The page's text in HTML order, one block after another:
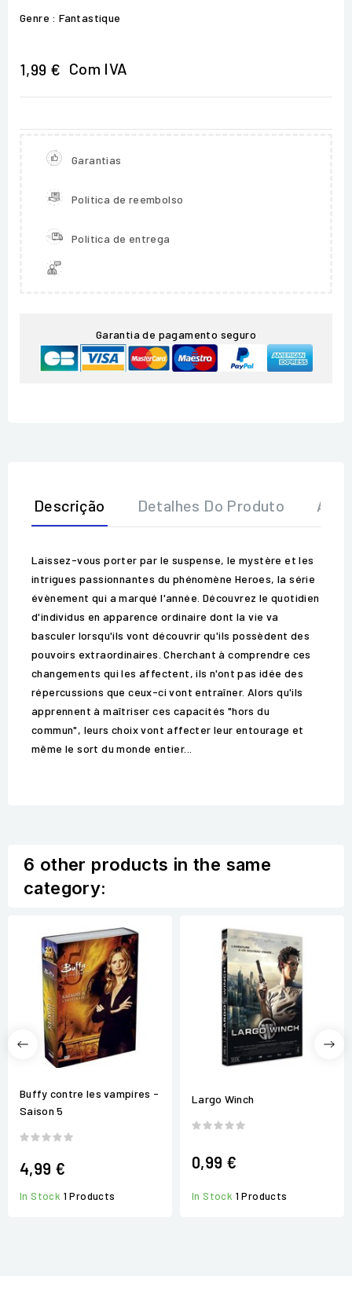
Genre : Fantastique
1,99 € Com IVA
Garantias
Política de reembolso
Política de entrega
Garantia de pagamento seguro
Descrição Detalhes Do Produto
Laissez-vous porter par le suspense, le mystère et les
intrigues passionnantes du phénomène Heroes, la série
évènement qui a marqué l'année. Découvrez le quotidien
d'individus en apparence ordinaire dont la vie va
basculer lorsqu'ils vont découvrir qu'ils possèdent des
pouvoirs extraordinaires. Cherchant à comprendre ces
changements qui les affectent, ils n'ont pas idée des
répercussions que ceux-ci vont entraîner. Alors qu'ils
apprennent à maîtriser ces capacités "hors du
commun", leurs choix vont affecter leur entourage et
même le sort du monde entier...
6 other products in the same
category:
Buffy contre les vampires -
Saison 5
4,99 €
In Stock 1 Products
Largo Winch
0,99 €
In Stock 1 Products